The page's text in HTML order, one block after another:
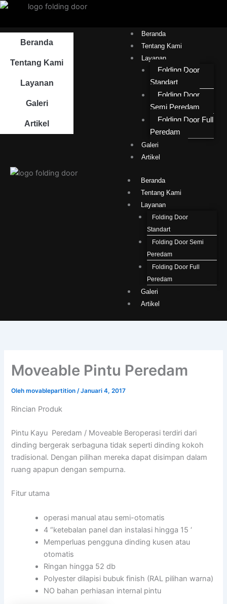
Lewati
Beranda
Tentang Kami
Layanan
Galeri
Artikel
Beranda
Tentang Kami
Layanan
Folding Door
Standart
Folding Door
Semi Peredam
Folding Door Full
Peredam
Galeri
Artikel
Beranda
Tentang Kami
Layanan
Folding Door
Standart
Folding Door Semi
Peredam
Folding Door Full
Peredam
Galeri
Artikel
Moveable Pintu Peredam
Olehmovablepartition/Januari 4, 2017
Rincian Produk
Pintu Kayu Peredam / Moveable Beroperasi terdiri dari
dinding bergerak serbaguna tidak seperti dinding kokoh
tradisional. Dengan pilihan mereka dapat disimpan dalam
ruang apapun dengan sempurna.
Fitur utama
operasi manual atau semi-otomatis
4 “ketebalan panel dan instalasi hingga 15 ‘
Memperluas pengguna dinding kusen atau
otomatis
Ringan hingga 52 db
Polyester dilapisi bubuk finish (RAL pilihan warna)
NO bahan perhiasan internal pintu